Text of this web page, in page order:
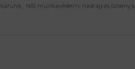
, Női munkavédelmi nadrág és szoknya